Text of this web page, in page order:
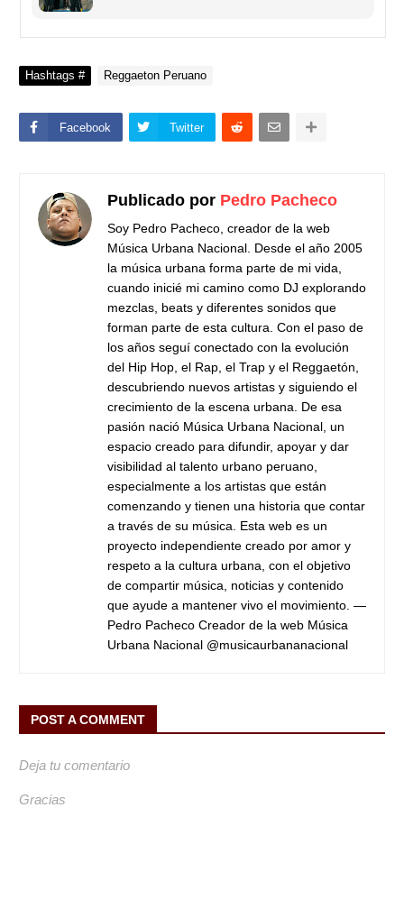
Hashtags # Reggaeton Peruano
Facebook Twitter
Publicado por Pedro Pacheco
Soy Pedro Pacheco, creador de la web
Música Urbana Nacional. Desde el año 2005
la música urbana forma parte de mi vida,
cuando inicié mi camino como DJ explorando
mezclas, beats y diferentes sonidos que
forman parte de esta cultura. Con el paso de
los años seguí conectado con la evolución
del Hip Hop, el Rap, el Trap y el Reggaetón,
descubriendo nuevos artistas y siguiendo el
crecimiento de la escena urbana. De esa
pasión nació Música Urbana Nacional, un
espacio creado para difundir, apoyar y dar
visibilidad al talento urbano peruano,
especialmente a los artistas que están
comenzando y tienen una historia que contar
a través de su música. Esta web es un
proyecto independiente creado por amor y
respeto a la cultura urbana, con el objetivo
de compartir música, noticias y contenido
que ayude a mantener vivo el movimiento. —
Pedro Pacheco Creador de la web Música
Urbana Nacional @musicaurbananacional
POST A COMMENT
Deja tu comentario
Gracias